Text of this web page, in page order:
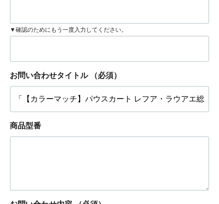
▼確認のためにもう一度入力してください。
お問い合わせタイトル （必須）
商品型番